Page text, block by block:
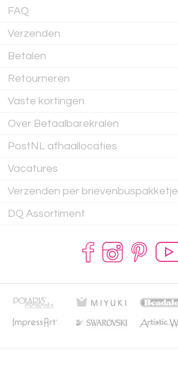
FAQ
Verzenden
Betalen
Retourneren
Vaste kortingen
Over Betaalbarekralen
PostNL afhaallocaties
Vacatures
Verzenden per brievenbuspakketje
DQ Assortiment